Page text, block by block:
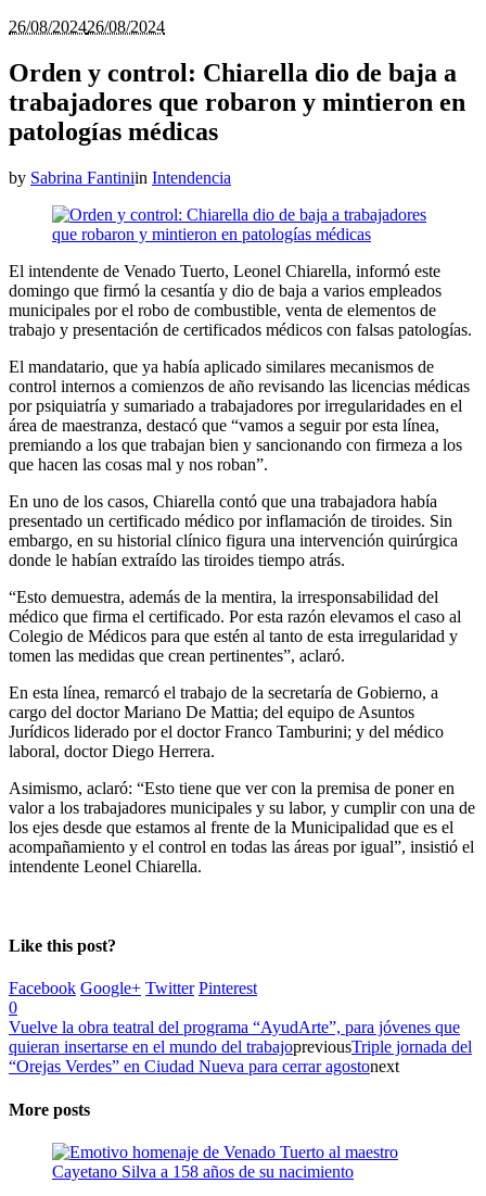
26/08/202426/08/2024
Orden y control: Chiarella dio de baja a
trabajadores que robaron y mintieron en
patologías médicas
by Sabrina Fantiniin Intendencia
El intendente de Venado Tuerto, Leonel Chiarella, informó este
domingo que firmó la cesantía y dio de baja a varios empleados
municipales por el robo de combustible, venta de elementos de
trabajo y presentación de certificados médicos con falsas patologías.
El mandatario, que ya había aplicado similares mecanismos de
control internos a comienzos de año revisando las licencias médicas
por psiquiatría y sumariado a trabajadores por irregularidades en el
área de maestranza, destacó que “vamos a seguir por esta línea,
premiando a los que trabajan bien y sancionando con firmeza a los
que hacen las cosas mal y nos roban”.
En uno de los casos, Chiarella contó que una trabajadora había
presentado un certificado médico por inflamación de tiroides. Sin
embargo, en su historial clínico figura una intervención quirúrgica
donde le habían extraído las tiroides tiempo atrás.
“Esto demuestra, además de la mentira, la irresponsabilidad del
médico que firma el certificado. Por esta razón elevamos el caso al
Colegio de Médicos para que estén al tanto de esta irregularidad y
tomen las medidas que crean pertinentes”, aclaró.
En esta línea, remarcó el trabajo de la secretaría de Gobierno, a
cargo del doctor Mariano De Mattia; del equipo de Asuntos
Jurídicos liderado por el doctor Franco Tamburini; y del médico
laboral, doctor Diego Herrera.
Asimismo, aclaró: “Esto tiene que ver con la premisa de poner en
valor a los trabajadores municipales y su labor, y cumplir con una de
los ejes desde que estamos al frente de la Municipalidad que es el
acompañamiento y el control en todas las áreas por igual”, insistió el
intendente Leonel Chiarella.
Like this post?
Facebook Google+ Twitter Pinterest
0
Vuelve la obra teatral del programa “AyudArte”, para jóvenes que
quieran insertarse en el mundo del trabajopreviousTriple jornada del
“Orejas Verdes” en Ciudad Nueva para cerrar agostonext
More posts